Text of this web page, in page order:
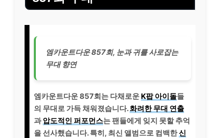
엠카운트다운 857회, 눈과 귀를 사로잡는
무대 향연
엠카운트다운 857회는 다채로운 K팝 아이돌들
의 무대로 가득 채워졌습니다.화려한 무대 연출
과압도적인 퍼포먼스는 팬들에게 잊지 못할 추억
을 선사했습니다. 특히, 최신 앨범으로 컴백한신